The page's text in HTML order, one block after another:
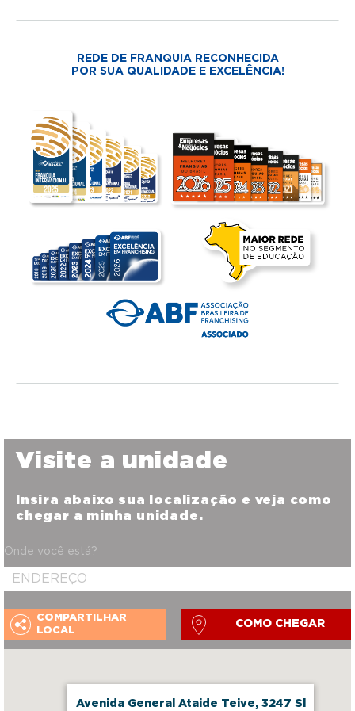
REDE DE FRANQUIA RECONHECIDA
POR SUA QUALIDADE E EXCELÊNCIA!
Avenida General Ataide Teive, 3247 Sl
Visite a unidade
Insira abaixo sua localização e veja como
chegar a minha unidade.
Onde você está?
COMPARTILHAR
LOCAL
COMO CHEGAR